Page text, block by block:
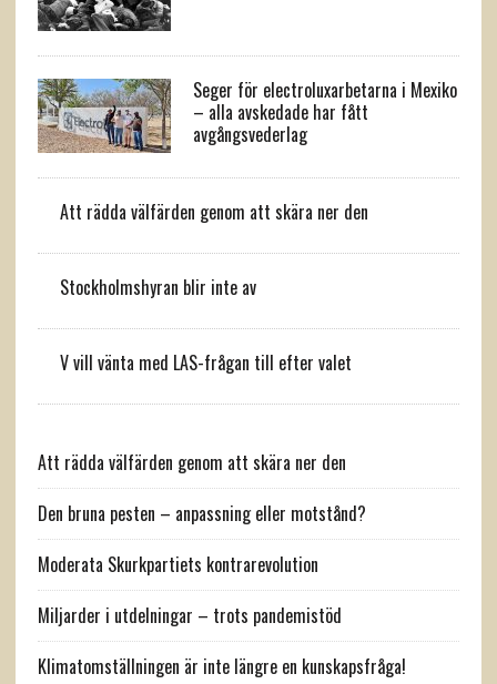
Seger för electroluxarbetarna i Mexiko
– alla avskedade har fått
avgångsvederlag
Att rädda välfärden genom att skära ner den
Stockholmshyran blir inte av
V vill vänta med LAS-frågan till efter valet
Att rädda välfärden genom att skära ner den
Den bruna pesten – anpassning eller motstånd?
Moderata Skurkpartiets kontrarevolution
Miljarder i utdelningar – trots pandemistöd
Klimatomställningen är inte längre en kunskapsfråga!